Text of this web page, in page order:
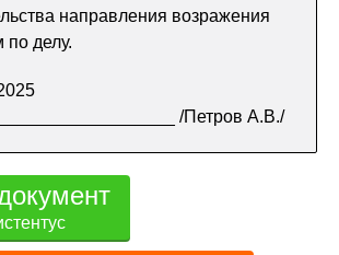
направления возражения
по делу.
/Петров А.В./